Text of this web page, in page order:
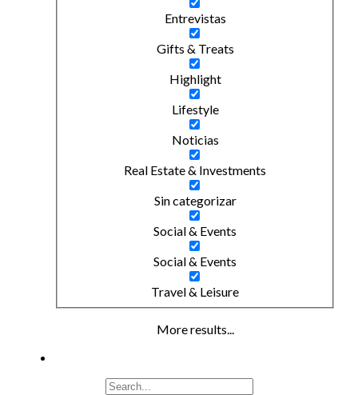
Entrevistas
Gifts & Treats
Highlight
Lifestyle
Noticias
Real Estate & Investments
Sin categorizar
Social & Events
Social & Events
Travel & Leisure
More results...